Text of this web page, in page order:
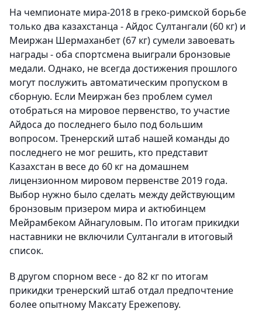
На чемпионате мира-2018 в греко-римской борьбе
только два казахстанца - Айдос Султангали (60 кг) и
Меиржан Шермаханбет (67 кг) сумели завоевать
награды - оба спортсмена выиграли бронзовые
медали. Однако, не всегда достижения прошлого
могут послужить автоматическим пропуском в
сборную. Если Меиржан без проблем сумел
отобраться на мировое первенство, то участие
Айдоса до последнего было под большим
вопросом. Тренерский штаб нашей команды до
последнего не мог решить, кто представит
Казахстан в весе до 60 кг на домашнем
лицензионном мировом первенстве 2019 года.
Выбор нужно было сделать между действующим
бронзовым призером мира и актюбинцем
Мейрамбеком Айнагуловым. По итогам прикидки
наставники не включили Султангали в итоговый
список.
В другом спорном весе - до 82 кг по итогам
прикидки тренерский штаб отдал предпочтение
более опытному Максату Ережепову.